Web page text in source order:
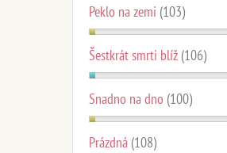
Peklo na zemi (103)
Šestkrát smrti blíž (106)
Snadno na dno (100)
Prázdná (108)